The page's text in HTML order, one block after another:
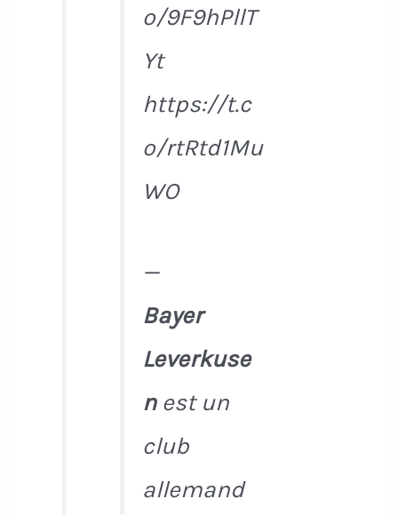
o/9F9hPllT
Yt
https://t.c
o/rtRtd1Mu
WO
—
Bayer
Leverkuse
nest un
club
allemand